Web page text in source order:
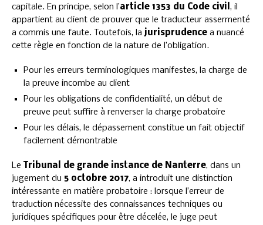
capitale. En principe, selon l’article 1353 du Code civil , il
appartient au client de prouver que le traducteur assermenté
a commis une faute. Toutefois, la jurisprudence a nuancé
cette règle en fonction de la nature de l’obligation.
Pour les erreurs terminologiques manifestes, la charge de
la preuve incombe au client
Pour les obligations de confidentialité, un début de
preuve peut suffire à renverser la charge probatoire
Pour les délais, le dépassement constitue un fait objectif
facilement démontrable
Le Tribunal de grande instance de Nanterre, dans un
jugement du 5 octobre 2017, a introduit une distinction
intéressante en matière probatoire : lorsque l’erreur de
traduction nécessite des connaissances techniques ou
juridiques spécifiques pour être décelée, le juge peut